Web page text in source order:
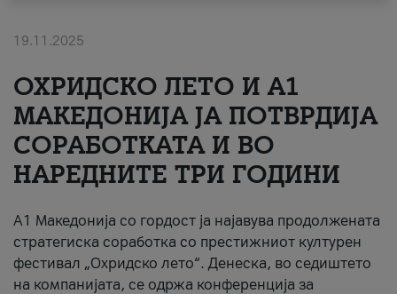
#ПодобарОнлајн
19.11.2025
ОХРИДСКО ЛЕТО И A1
МАКЕДОНИЈА ЈА ПОТВРДИЈА
СОРАБОТКАТА И ВО
НАРЕДНИТЕ ТРИ ГОДИНИ
A1 Македонија со гордост ја најавува продолжената
стратегиска соработка со престижниот културен
фестивал „Охридско лето“. Денеска, во седиштето
на компанијата, се одржа конференција за